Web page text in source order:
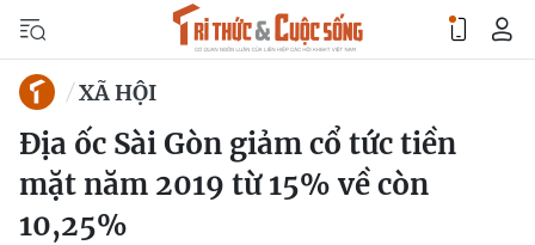
XÃ HỘI
Địa ốc Sài Gòn giảm cổ tức tiền
mặt năm 2019 từ 15% về còn
10,25%